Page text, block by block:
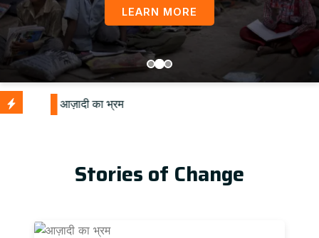
LEARN MORE
Stories of Change